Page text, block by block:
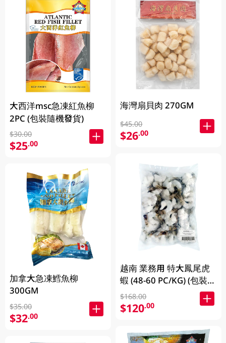
大西洋msc急凍紅魚柳
2PC (包裝隨機發貨)
$30.00
$25.00
加拿大急凍鱈魚柳
300GM
$35.00
$32.00
海灣扇貝肉 270GM
$45.00
$26.00
越南 業務用 特大鳳尾虎
蝦 (48-60 PC/KG) (包裝及
品牌隨機發放)
$168.00
$120.00